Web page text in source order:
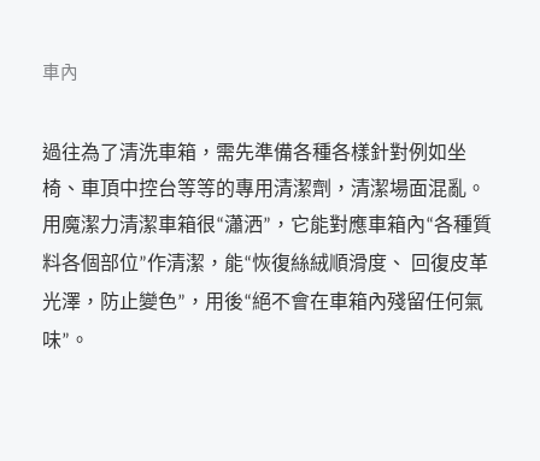
車內
過往為了清洗車箱，需先準備各種各樣針對例如坐
椅、車頂中控台等等的專用清潔劑，清潔場面混亂。
用魔潔力清潔車箱很“瀟洒” ，它能對應車箱內“各種質
料各個部位”作清潔，能“恢復絲絨順滑度、 回復皮革
光澤，防止變色” ，用後“絕不會在車箱內殘留任何氣
味” 。